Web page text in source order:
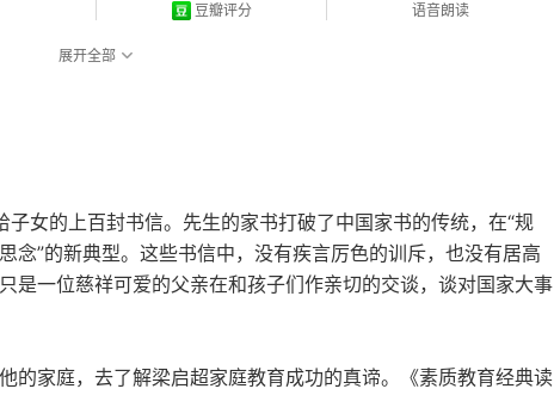
豆瓣评分 语音朗读
展开全部
女的上百封书信。先生的家书打破了中国家书的传统，在“规
念”的新典型。这些书信中，没有疾言厉色的训斥，也没有居高
是一位慈祥可爱的父亲在和孩子们作亲切的交谈，谈对国家大事
的家庭，去了解梁启超家庭教育成功的真谛。《素质教育经典读